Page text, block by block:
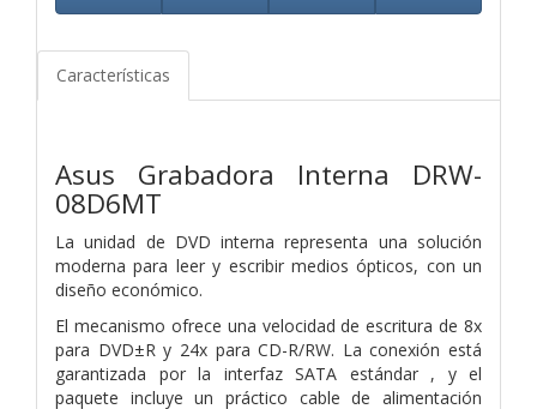
Características
Asus Grabadora Interna DRW-
08D6MT
La unidad de DVD interna representa una solución
moderna para leer y escribir medios ópticos, con un
diseño económico.
El mecanismo ofrece una velocidad de escritura de 8x
para DVD±R y 24x para CD-R/RW. La conexión está
garantizada por la interfaz SATA estándar , y el
paquete incluye un práctico cable de alimentación